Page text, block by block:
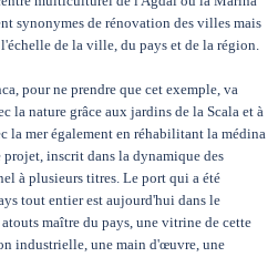
synonymes de rénovation des villes mais
de la ville, du pays et de la région.
pour ne prendre que cet exemple, va
la nature grâce aux jardins de la Scala et à
la mer également en réhabilitant la médina
inscrit dans la dynamique des
à plusieurs titres. Le port qui a été
tout entier est aujourd'hui dans le
maître du pays, une vitrine de cette
industrielle, une main d'œuvre, une